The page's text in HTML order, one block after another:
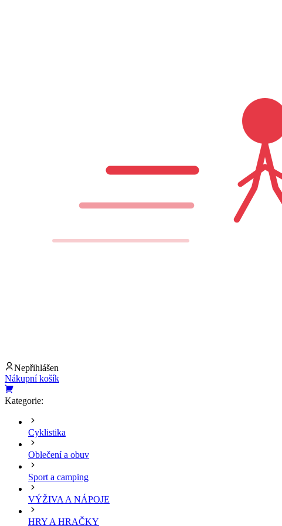
Nepřihlášen
Nákupní košík
Kategorie:
Cyklistika
Oblečení a obuv
Sport a camping
VÝŽIVA A NÁPOJE
HRY A HRAČKY